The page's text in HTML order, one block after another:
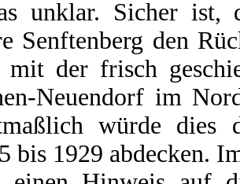
unklar. Sicher ist,
Senftenberg den
mit der frisch
Neuendorf im
würde dies
bis 1929 abdecken.